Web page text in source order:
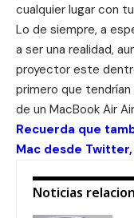
cualquier lugar con
Lo de siempre, a
a ser una realidad,
proyector este
primero que
de un MacBook Air
Recuerda que
Mac desde Twitter,
Noticias